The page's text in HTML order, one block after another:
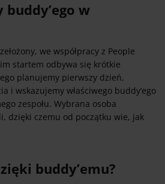
w
we współpracy z People
startem odbywa się krótkie
planujemy pierwszy dzień,
i wskazujemy właściwego buddy’ego
zespołu. Wybrana osoba
dzięki czemu od początku wie, jak
buddy’emu?